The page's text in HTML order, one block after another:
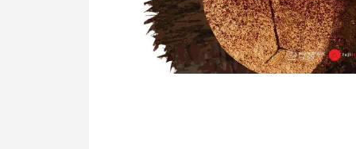
Trẻ
Đạo Đức - Kỹ
Xem thêm